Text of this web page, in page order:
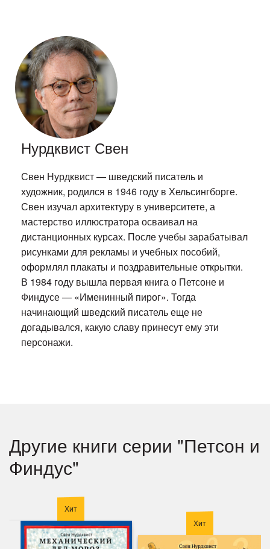
Нурдквист Свен
Свен Нурдквист — шведский писатель и
художник, родился в 1946 году в Хельсингборге.
Свен изучал архитектуру в университете, а
мастерство иллюстратора осваивал на
дистанционных курсах. После учебы зарабатывал
рисунками для рекламы и учебных пособий,
оформлял плакаты и поздравительные открытки.
В 1984 году вышла первая книга о Петсоне и
Финдусе — «Именинный пирог». Тогда
начинающий шведский писатель еще не
догадывался, какую славу принесут ему эти
персонажи.
Другие книги серии "Петсон и
Финдус"
Хит
Хит